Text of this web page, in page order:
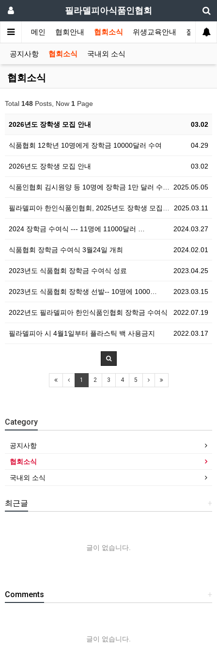
필라델피아식품인협회
메인 협회안내 협회소식 위생교육안내 질의답변
공지사항 협회소식 국내외 소식
협회소식
Total 148 Posts, Now 1 Page
03.02
2026년도 장학생 모집 안내
04.29
식품협회 12학년 10명에게 장학금 10000달러 수여
03.02
2026년도 장학생 모집 안내
2025.05.05
식품인협회 김시원양 등 10명에 장학금 1만 달러 수…
2025.03.11
필라델피아 한인식품인협회, 2025년도 장학생 모집 안…
2024.03.27
2024 장학금 수여식 --- 11명에 11000달러 …
2024.02.01
식품협회 장학금 수여식 3월24일 개최
2023.04.25
2023년도 식품협회 장학금 수여식 성료
2023.03.15
2023년도 식품협회 장학생 선발-- 10명에 1000…
2022.07.19
2022년도 필라델피아 한인식품인협회 장학금 수여식
2022.03.17
필라델피아 시 4월1일부터 플라스틱 백 사용금지
1 2 3 4 5
Category
공지사항
협회소식
국내외 소식
+
최근글
글이 없습니다.
+
Comments
글이 없습니다.